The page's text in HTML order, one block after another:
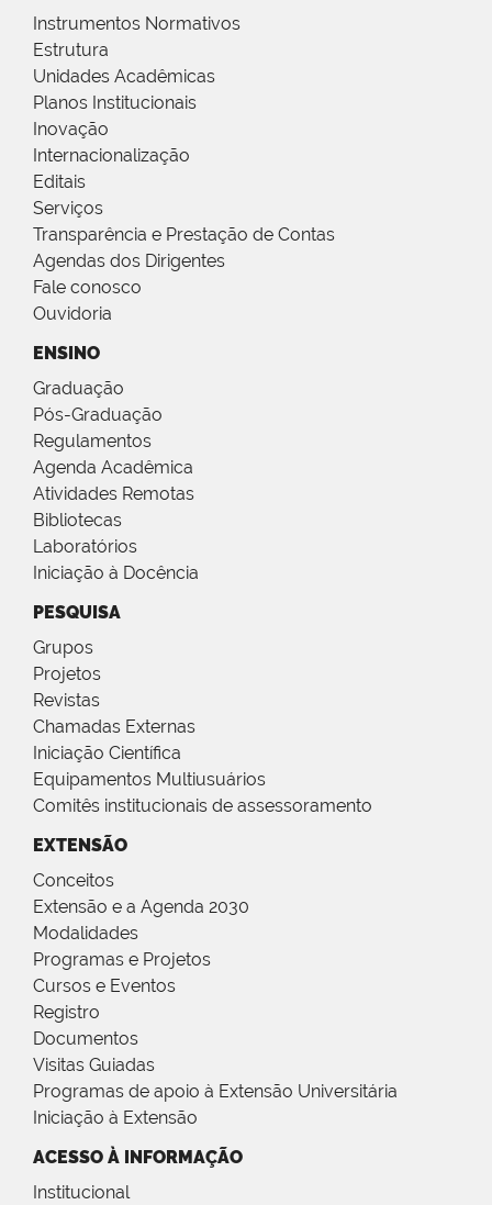
Instrumentos Normativos
Estrutura
Unidades Acadêmicas
Planos Institucionais
Inovação
Internacionalização
Editais
Serviços
Transparência e Prestação de Contas
Agendas dos Dirigentes
Fale conosco
Ouvidoria
ENSINO
Graduação
Pós-Graduação
Regulamentos
Agenda Acadêmica
Atividades Remotas
Bibliotecas
Laboratórios
Iniciação à Docência
PESQUISA
Grupos
Projetos
Revistas
Chamadas Externas
Iniciação Científica
Equipamentos Multiusuários
Comitês institucionais de assessoramento
EXTENSÃO
Conceitos
Extensão e a Agenda 2030
Modalidades
Programas e Projetos
Cursos e Eventos
Registro
Documentos
Visitas Guiadas
Programas de apoio à Extensão Universitária
Iniciação à Extensão
ACESSO À INFORMAÇÃO
Institucional